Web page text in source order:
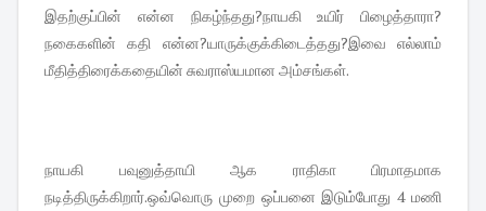
இதற்குப்பின் என்ன நிகழ்ந்தது?நாயகி உயிர் பிழைத்தாரா?
நகைகளின் கதி என்ன?யாருக்குக்கிடைத்தது?இவை எல்லாம்
மீதித்திரைக்கதையின் சுவராஸ்யமான அம்சங்கள்.
நாயகி பவுனுத்தாயி ஆக ராதிகா பிரமாதமாக
நடித்திருக்கிறார்.ஒவ்வொரு முறை ஒப்பனை இடும்போது 4 மணி